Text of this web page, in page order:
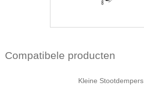
Compatibele producten
Kleine Stootdempers